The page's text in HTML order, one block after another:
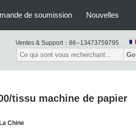
de soumission Nouvelles
Ventes & Support： 86--13473759795
Go
tissu machine de papier
Chine